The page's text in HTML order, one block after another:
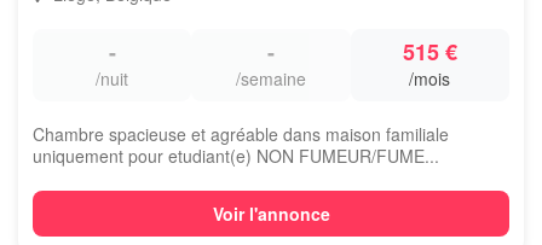
-
/nuit
-
/semaine
515 €
/mois
Chambre spacieuse et agréable dans maison familiale
uniquement pour etudiant(e) NON FUMEUR/FUME...
Voir l'annonce